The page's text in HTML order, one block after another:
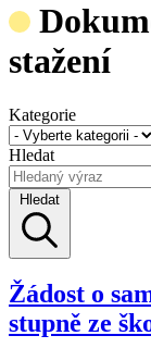
stažení
Kategorie
Hledat
Hledat
Žádost o
stupně ze